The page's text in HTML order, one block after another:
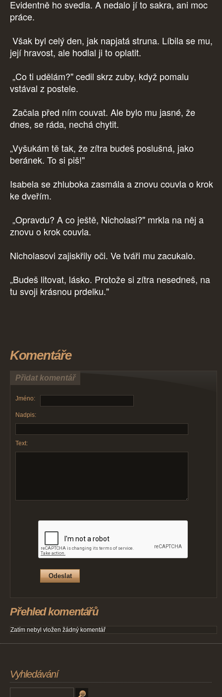
Evidentně ho svedla. A nedalo jí to sakra, ani moc
práce.
Však byl celý den, jak napjatá struna. Líbila se mu,
její hravost, ale hodlal ji to oplatit.
„Co ti udělám?" cedil skrz zuby, když pomalu
vstával z postele.
Začala před ním couvat. Ale bylo mu jasné, že
dnes, se ráda, nechá chytit.
„Vyšukám tě tak, že zítra budeš poslušná, jako
beránek. To si piš!"
Isabela se zhluboka zasmála a znovu couvla o krok
ke dveřím.
„Opravdu? A co ještě, Nicholasi?" mrkla na něj a
znovu o krok couvla.
Nicholasovi zajiskřily oči. Ve tváři mu zacukalo.
„Budeš litovat, lásko. Protože si zítra nesedneš, na
tu svoji krásnou prdelku."
Komentáře
Přidat komentář
Jméno:
Nadpis:
Text:
Přehled komentářů
Zatím nebyl vložen žádný komentář
Vyhledávání